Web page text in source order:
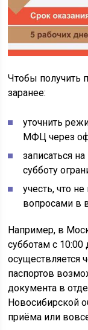
Чтобы получить
заранее:
уточнить
МФЦ через
записаться
субботу
учесть, что
вопросами в
Например, в
субботам с 10:00
осуществляется
паспортов
документа в
Новосибирской
приёма или